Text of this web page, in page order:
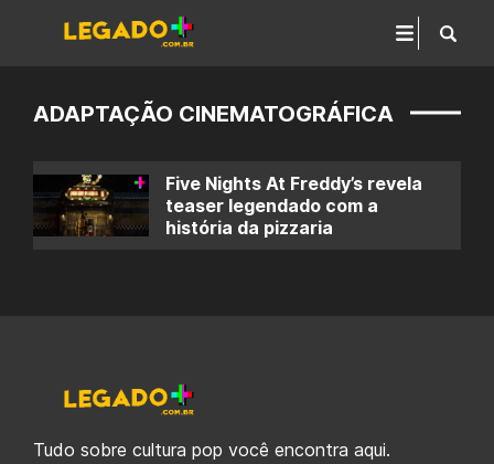
ADAPTAÇÃO CINEMATOGRÁFICA
Five Nights At Freddy’s revela
teaser legendado com a
história da pizzaria
Tudo sobre cultura pop você encontra aqui.